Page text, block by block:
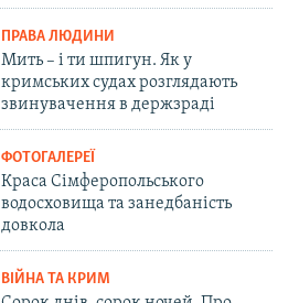
ПРАВА ЛЮДИНИ
Мить – і ти шпигун. Як у
кримських судах розглядають
звинувачення в держзраді
ФОТОГАЛЕРЕЇ
Краса Сімферопольського
водосховища та занедбаність
довкола
ВІЙНА ТА КРИМ